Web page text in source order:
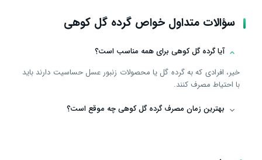
سؤالات متداول خواص گرده گل کوهی
آیا گرده گل کوهی برای همه مناسب است؟
خیر، افرادی که به گرده گل یا محصولات زنبور عسل حساسیت دارند باید
با احتیاط مصرف کنند.
بهترین زمان مصرف گرده گل کوهی چه موقع است؟